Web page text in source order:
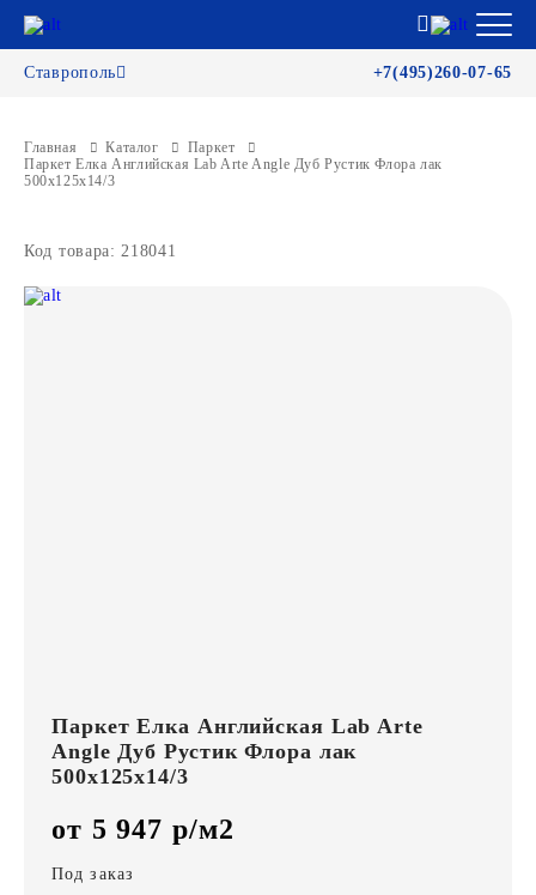
Ставрополь +7(495)260-07-65
Главная Каталог
Паркет
Паркет Елка Английская Lab Arte Angle Дуб Рустик Флора лак
500х125х14/3
Код товара: 218041
Паркет Елка Английская Lab Arte
Angle Дуб Рустик Флора лак
500х125х14/3
от 5 947 р/м2
Под заказ